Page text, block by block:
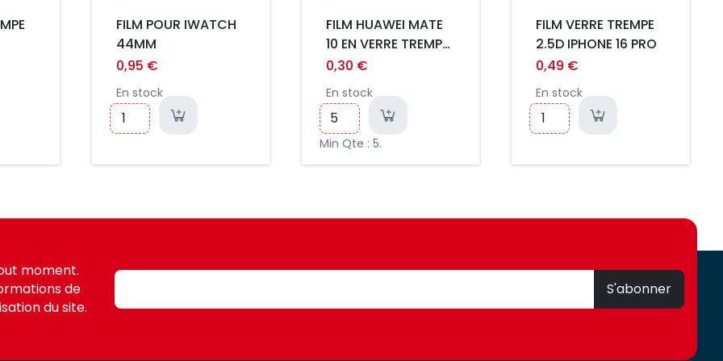
FILM POUR IWATCH
44MM
0,95 €
En stock
FILM HUAWEI MATE
10 EN VERRE TREMPE
2.5D ULTRA FIN
0,30 €
En stock
Min Qte : 5.
FILM VERRE TREMPE
2.5D IPHONE 16 PRO
0,49 €
En stock
moment.
de
du site.
S'abonner